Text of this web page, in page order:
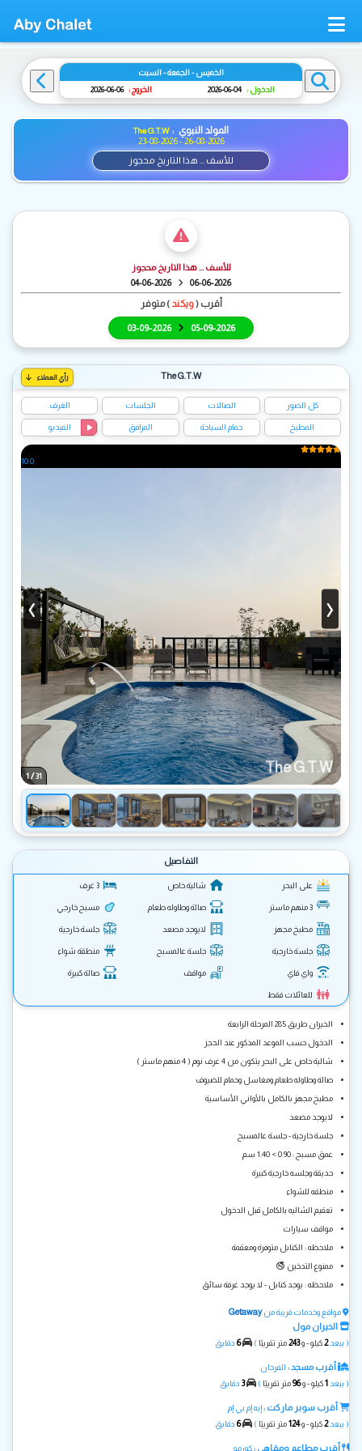
الخميس - الجمعة - السبت
الدخول : 04-06-2026 الخروج : 06-06-2026
المولد النبوي :The G.T.W
23-08-2026 - 26-08-2026
للأسف ... هذا التاريخ محجوز
للأسف ... هذا التاريخ محجوز
04-06-2026
06-06-2026
أقرب (ويكند ) متوفر
03-09-2026 05-09-2026
رأي العملاء The G.T.W
كل الصور الصالات الجلسات الغرف
المطبخ حمام السباحة المرافق الفيديو
10.0
The G.T.W
‹ ›
1/31
التفاصيل
على البحر شالية خاص 3 غرف
3 منهم ماستر صالة وطاوله طعام مسبح خارجي
مطبخ مجهز لايوجد مصعد جلسة خارجية
جلسة خارجية جلسة عالمسبح منطقة شواء
واي فاي مواقف صالة كبيرة
للعائلات فقط
الخيران طريق 285 المرحلة الرابعة
الدخول حسب الموعد المذكور عند الحجز
شالية خاص على البحر يتكون من 4 غرف نوم ( 4 منهم ماستر )
صالة وطاوله طعام ومغاسل وحمام للضيوف
مطبخ مجهز بالكامل بالأواني الأساسية
لايوجد مصعد
جلسة خارجية - جلسة عالمسبح
عمق مسبح : 0.90 > 1.40 سم
حديقة وجلسه خارجية كبيرة
منطقه للشواء
تعقيم الشاليه بالكامل قبل الدخول
مواقف سيارات
ملاحظه : الكنابل متوفرة ومعقمة
ممنوع التدخين 🚭
ملاحظه : يوجد كنابل - لا يوجد غرفة سائق
مواقع وخدمات قريبة منGetaway
الخيران مول
( يبعد2كيلو - و243متر تقريبًا )
6 دقايق
أقرب مسجد : الفرحان
( يبعد 1كيلو - و96متر تقريبًا )
3 دقايق
أقرب سوبر ماركت :إيه إم بي إم
( يبعد2كيلو - و124متر تقريبًا )
6 دقايق
أقرب مطاعم ومقاهي :كوزمو